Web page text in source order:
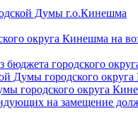
Думы г.о.Кинешма
округа Кинешма на
бюджета городского
Думы городского
городского округа
на замещение